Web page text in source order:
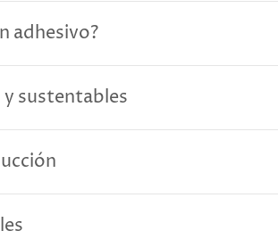
adhesivo?
sustentables